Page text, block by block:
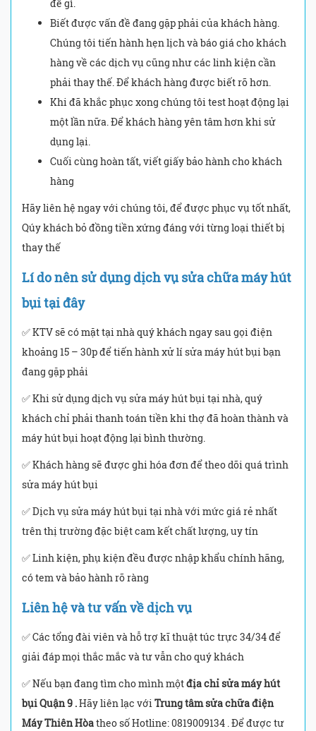
đề gì.
Biết được vấn đề đang gặp phải của khách hàng.
Chúng tôi tiến hành hẹn lịch và báo giá cho khách
hàng về các dịch vụ cũng như các linh kiện cần
phải thay thế. Để khách hàng được biết rõ hơn.
Khi đã khắc phục xong chúng tôi test hoạt động lại
một lần nữa. Để khách hàng yên tâm hơn khi sử
dụng lại.
Cuối cùng hoàn tất, viết giấy bảo hành cho khách
hàng
Hãy liên hệ ngay với chúng tôi, để được phục vụ tốt nhất,
Qúy khách bỏ đồng tiền xứng đáng với từng loại thiết bị
thay thế
Lí do nên sử dụng dịch vụ sửa chữa máy hút
bụi tại đây
✅ KTV sẽ có mặt tại nhà quý khách ngay sau gọi điện
khoảng 15 – 30p để tiến hành xử lí sửa máy hút bụi bạn
đang gặp phải
✅ Khi sử dụng dịch vụ sửa máy hút bụi tại nhà, quý
khách chỉ phải thanh toán tiền khi thợ đã hoàn thành và
máy hút bụi hoạt động lại bình thường.
✅ Khách hàng sẽ được ghi hóa đơn để theo dõi quá trình
sửa máy hút bụi
✅ Dịch vụ sửa máy hút bụi tại nhà với mức giá rẻ nhất
trên thị trường đặc biệt cam kết chất lượng, uy tín
✅ Linh kiện, phụ kiện đều được nhập khẩu chính hãng,
có tem và bảo hành rõ ràng
Liên hệ và tư vấn về dịch vụ
✅ Các tổng đài viên và hỗ trợ kĩ thuật túc trực 34/34 để
giải đáp mọi thắc mắc và tư vẫn cho quý khách
✅ Nếu bạn đang tìm cho mình mộtđịa chỉ sửa máy hút
bụi Quận 9 .Hãy liên lạc vớiTrung tâm sửa chữa điện
Máy Thiên Hòatheo số Hotline: 0819009134 . Để được tư